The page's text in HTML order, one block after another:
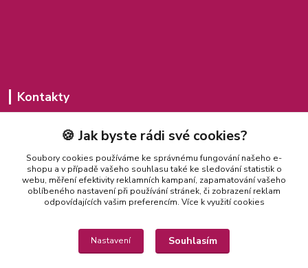
Kontakty
775 435 591
(Po-Pá, 8-20 hod.)
misajakubcova@seznam.cz
🍪 Jak byste rádi své cookies?
Soubory cookies používáme ke správnému fungování našeho e-
shopu a v případě vašeho souhlasu také ke sledování statistik o
webu, měření efektivity reklamních kampaní, zapamatování vašeho
oblíbeného nastavení při používání stránek, či zobrazení reklam
odpovídajících vašim preferencím. Více k využití cookies
Nastavení Souhlasím